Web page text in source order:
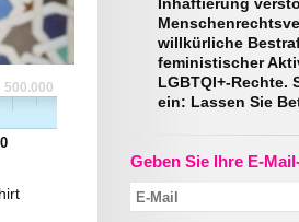
Inhaftierung
willkürliche
feministischer
LGBTQI+-Rechte.
ein: Lassen Sie
Geben Sie Ihre E-
500.000